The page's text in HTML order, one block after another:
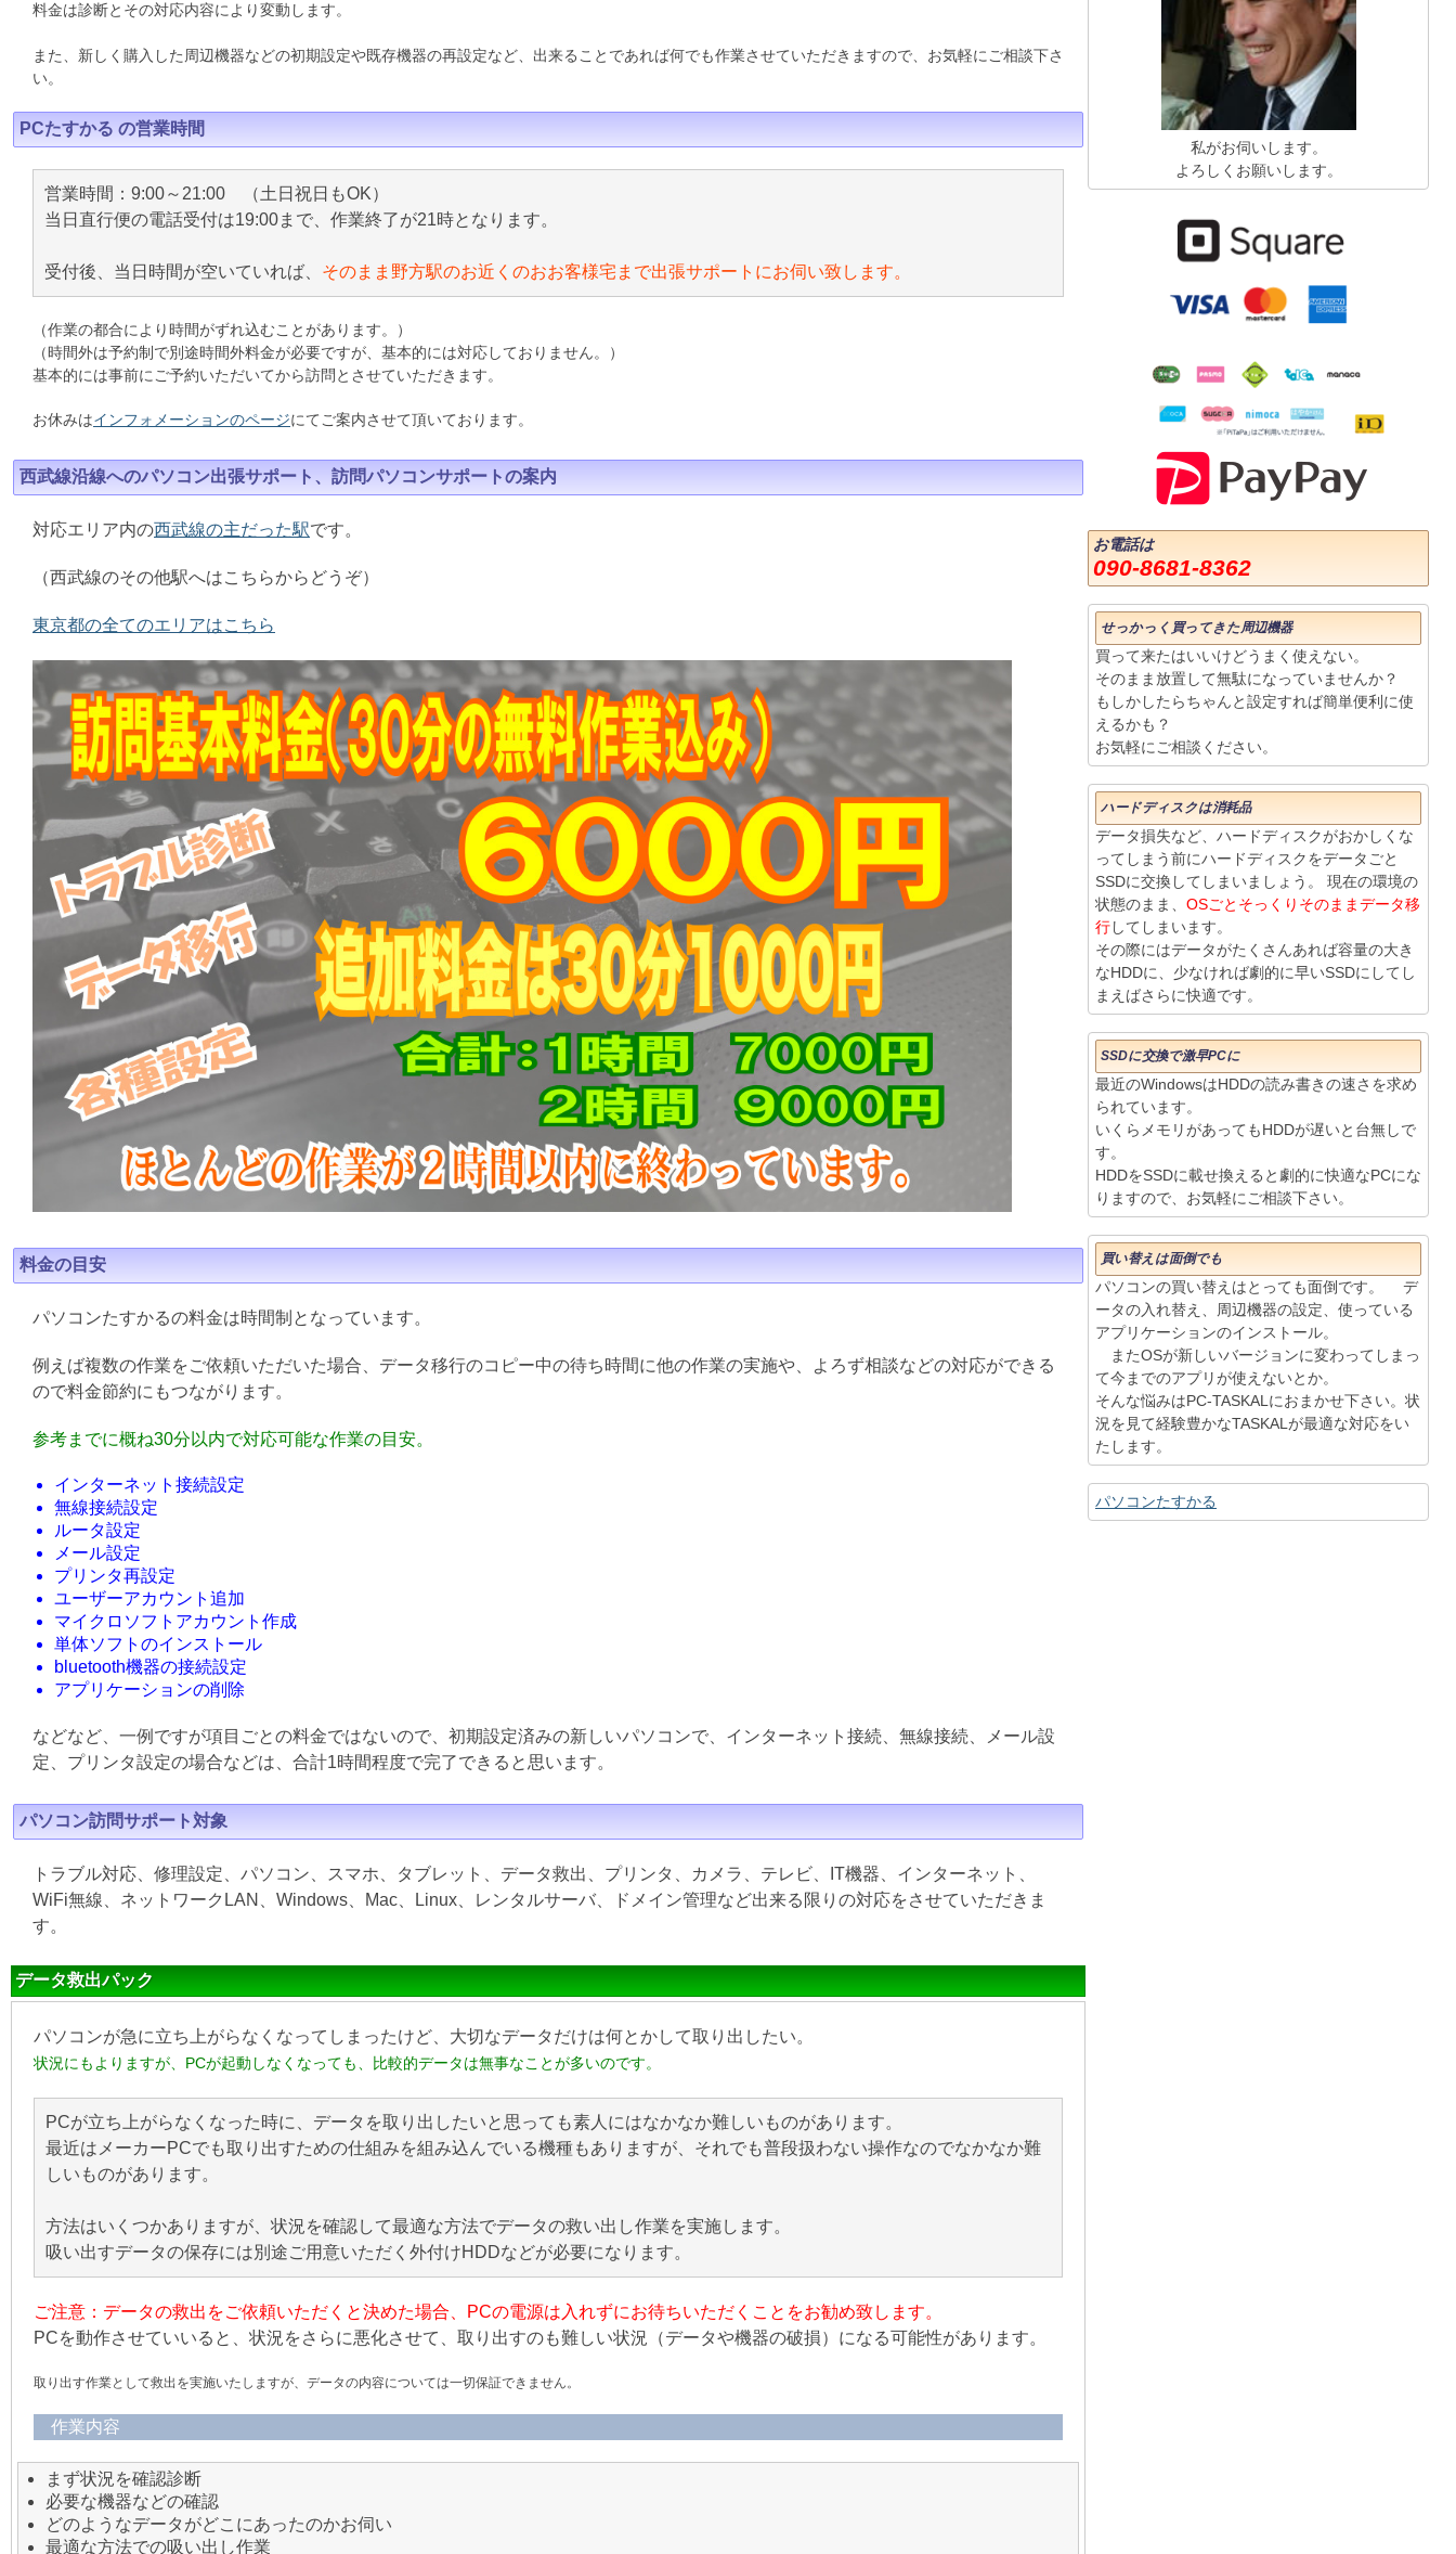
料金は診断とその対応内容により変動します。
また、新しく購入した周辺機器などの初期設定や既存機器の再設定など、出来ることであれば何でも作業させていただきますので、お気軽にご相談下さ
い。
PCたすかる の営業時間
営業時間：9:00～21:00 （土日祝日もOK）
当日直行便の電話受付は19:00まで、作業終了が21時となります。
受付後、当日時間が空いていれば、 そのまま野方駅のお近くのおお客様宅まで出張サポートにお伺い致します。
（作業の都合により時間がずれ込むことがあります。）
（時間外は予約制で別途時間外料金が必要ですが、基本的には対応しておりません。）
基本的には事前にご予約いただいてから訪問とさせていただきます。
お休みはインフォメーションのページにてご案内させて頂いております。
西武線沿線へのパソコン出張サポート、訪問パソコンサポートの案内
対応エリア内の西武線の主だった駅です。
（西武線のその他駅へはこちらからどうぞ）
東京都の全てのエリアはこちら
料金の目安
パソコンたすかるの料金は時間制となっています。
例えば複数の作業をご依頼いただいた場合、データ移行のコピー中の待ち時間に他の作業の実施や、よろず相談などの対応ができる
ので料金節約にもつながります。
参考までに概ね30分以内で対応可能な作業の目安。
インターネット接続設定
無線接続設定
ルータ設定
メール設定
プリンタ再設定
ユーザーアカウント追加
マイクロソフトアカウント作成
単体ソフトのインストール
bluetooth機器の接続設定
アプリケーションの削除
などなど、一例ですが項目ごとの料金ではないので、初期設定済みの新しいパソコンで、インターネット接続、無線接続、メール設
定、プリンタ設定の場合などは、合計1時間程度で完了できると思います。
パソコン訪問サポート対象
トラブル対応、修理設定、パソコン、スマホ、タブレット、データ救出、プリンタ、カメラ、テレビ、IT機器、インターネット、
WiFi無線、ネットワークLAN、Windows、Mac、Linux、レンタルサーバ、ドメイン管理など出来る限りの対応をさせていただきま
す。
データ救出パック
パソコンが急に立ち上がらなくなってしまったけど、大切なデータだけは何とかして取り出したい。
状況にもよりますが、PCが起動しなくなっても、比較的データは無事なことが多いのです。
PCが立ち上がらなくなった時に、データを取り出したいと思っても素人にはなかなか難しいものがあります。
最近はメーカーPCでも取り出すための仕組みを組み込んでいる機種もありますが、それでも普段扱わない操作なのでなかなか難
しいものがあります。
方法はいくつかありますが、状況を確認して最適な方法でデータの救い出し作業を実施します。
吸い出すデータの保存には別途ご用意いただく外付けHDDなどが必要になります。
ご注意：データの救出をご依頼いただくと決めた場合、PCの電源は入れずにお待ちいただくことをお勧め致します。
PCを動作させていいると、状況をさらに悪化させて、取り出すのも難しい状況（データや機器の破損）になる可能性があります。
取り出す作業として救出を実施いたしますが、データの内容については一切保証できません。
作業内容
まず状況を確認診断
必要な機器などの確認
どのようなデータがどこにあったのかお伺い
最適な方法での吸い出し作業
私がお伺いします。
よろしくお願いします。
お電話は
090-8681-8362
せっかっく買ってきた周辺機器
買って来たはいいけどうまく使えない。
そのまま放置して無駄になっていませんか？
もしかしたらちゃんと設定すれば簡単便利に使
えるかも？
お気軽にご相談ください。
ハードディスクは消耗品
データ損失など、ハードディスクがおかしくな
ってしまう前にハードディスクをデータごと
SSDに交換してしまいましょう。 現在の環境の
状態のまま、 OSごとそっくりそのままデータ移
行してしまいます。
その際にはデータがたくさんあれば容量の大き
なHDDに、少なければ劇的に早いSSDにしてし
まえばさらに快適です。
SSDに交換で激早PCに
最近のWindowsはHDDの読み書きの速さを求め
られています。
いくらメモリがあってもHDDが遅いと台無しで
す。
HDDをSSDに載せ換えると劇的に快適なPCにな
りますので、お気軽にご相談下さい。
買い替えは面倒でも
パソコンの買い替えはとっても面倒です。 デ
ータの入れ替え、周辺機器の設定、使っている
アプリケーションのインストール。
またOSが新しいバージョンに変わってしまっ
て今までのアプリが使えないとか。
そんな悩みはPC-TASKALにおまかせ下さい。状
況を見て経験豊かなTASKALが最適な対応をい
たします。
パソコンたすかる